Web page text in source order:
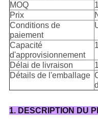
MOQ
Prix
Conditions de
paiement
Capacité
d'approvisionnement
Délai de livraison
Détails de l'emballage
1. DESCRIPTION DU